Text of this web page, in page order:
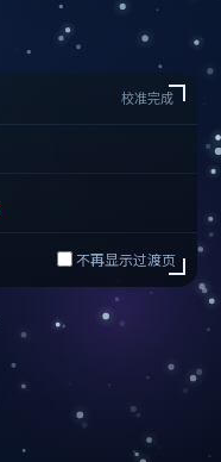
校准完成
不再显示过渡页